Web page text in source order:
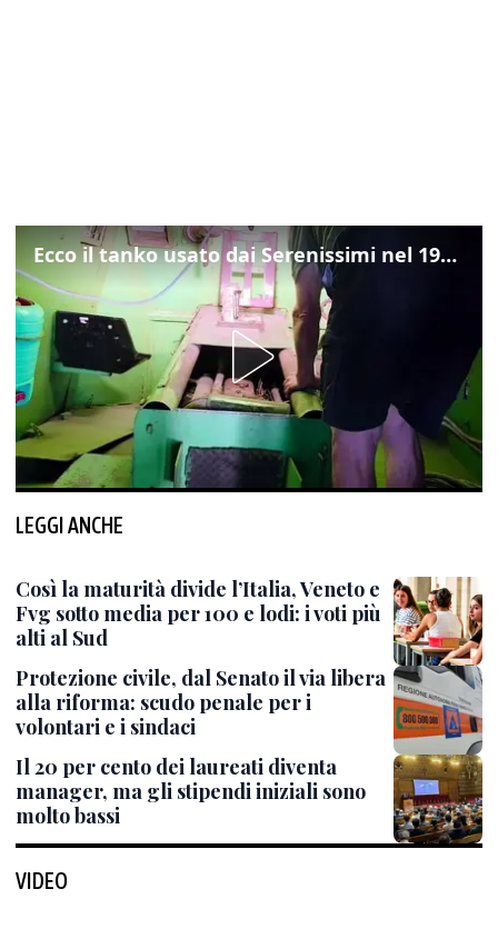
Ecco il tanko usato dai Serenissimi nel 1997 per il blitz a San Marco
LEGGI ANCHE
Così la maturità divide l’Italia, Veneto e
Fvg sotto media per 100 e lodi: i voti più
alti al Sud
Protezione civile, dal Senato il via libera
alla riforma: scudo penale per i
volontari e i sindaci
Il 20 per cento dei laureati diventa
manager, ma gli stipendi iniziali sono
molto bassi
VIDEO